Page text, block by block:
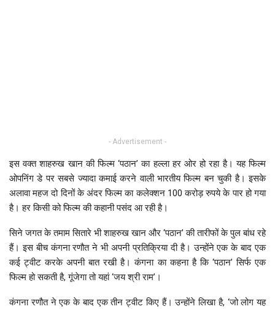
- Advertisement -
इस वक्त शाहरुख खान की फिल्म ‘पठान’ का हल्ला हर ओर हो रहा है। यह फिल्म
ओपनिंग डे पर सबसे ज्यादा कमाई करने वाली भारतीय फिल्म बन चुकी है। इसके
अलावा महज दो दिनों के अंदर फिल्म का कलेक्शन 100 करोड़ रुपये के पार हो गया
है। हर किसी को फिल्म की कहानी पसंद आ रही है।
सिने जगत के तमाम सितारे भी शाहरुख खान और ‘पठान’ की तारीफों के पुल बांध रहे
हैं। इस बीच कंगना रणौत ने भी अपनी प्रतिक्रिया दी है। उन्होंने एक के बाद एक
कई ट्वीट करके अपनी बात रखी है। कंगना का कहना है कि ‘पठान’ सिर्फ एक
फिल्म हो सकती है, गूंजेगा तो यहां ‘जय श्री राम’।
कंगना रणौत ने एक के बाद एक तीन ट्वीट किए हैं। उन्होंने लिखा है, ‘जो लोग यह